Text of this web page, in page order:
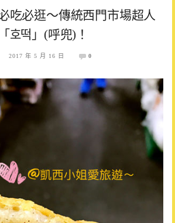
吃必逛～傳統西門市場超人
떡」(呼兜)！
2017 年 5 月 16 日 0